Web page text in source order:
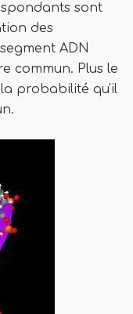
sont
des
ADN
commun. Plus le
probabilité qu'il